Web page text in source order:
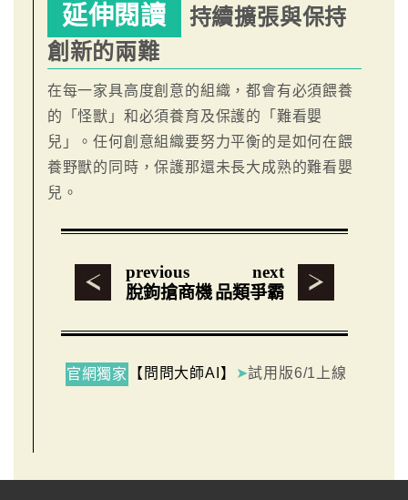
延伸閱讀
持續擴張與保持
創新的兩難
在每一家具高度創意的組織，都會有必須餵養
的「怪獸」和必須養育及保護的「難看嬰
兒」。任何創意組織要努力平衡的是如何在餵
養野獸的同時，保護那還未長大成熟的難看嬰
兒。
previous
脫鉤搶商機
next
品類爭霸
官網獨家 【問問大師AI】 ➤試用版6/1上線